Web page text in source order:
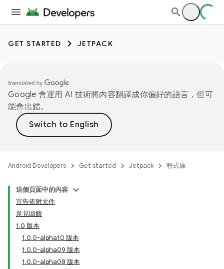
GET STARTED JETPACK
Google 會運用 AI 技術將內容翻譯成你偏好的語言，但可
能會出錯。
Android Developers Get started Jetpack 程式庫
這個頁面中的內容
宣告依附元件
意見回饋
1.0 版本
1.0.0-alpha10 版本
1.0.0-alpha09 版本
1.0.0-alpha08 版本